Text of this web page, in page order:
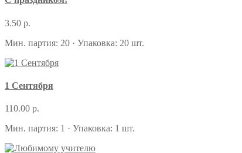
3.50 р.
Мин. партия: 20 · Упаковка: 20 шт.
1 Сентября
110.00 р.
Мин. партия: 1 · Упаковка: 1 шт.